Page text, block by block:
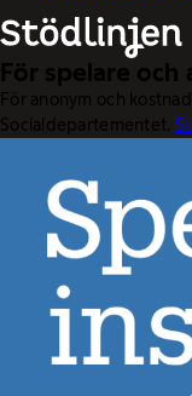
För spelare och
För anonym och
Socialdepartementet.